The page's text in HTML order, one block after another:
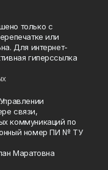
только с
или
Для интернет-
гиперссылка
связи,
коммуникаций по
номер ПИ № ТУ
Маратовна